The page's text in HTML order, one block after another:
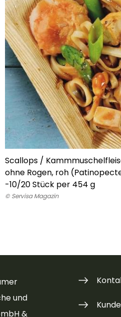
Scallops /
ohne Rogen, roh
-10/20 Stück per 454 g
© Servisa Magazin
und
&